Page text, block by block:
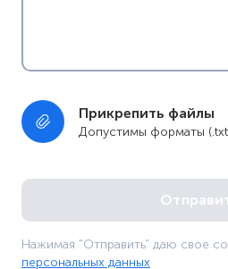
Прикрепить файлы
Допустимы форматы
Нажимая "Отправить" даю свое
персональных данных